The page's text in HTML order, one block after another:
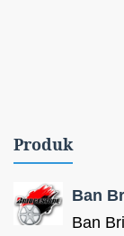
Produk
Ban
Ban